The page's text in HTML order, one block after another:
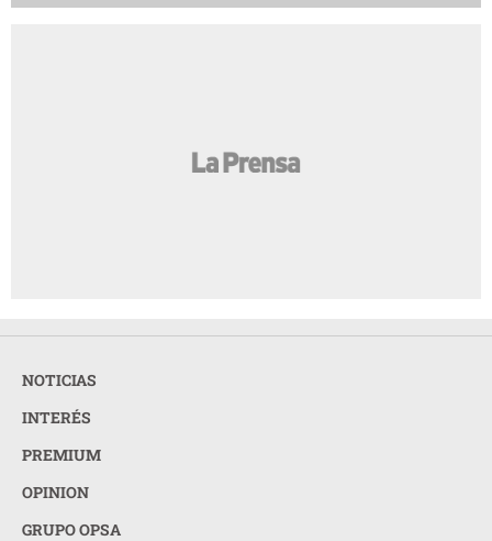
NOTICIAS
INTERÉS
PREMIUM
OPINION
GRUPO OPSA